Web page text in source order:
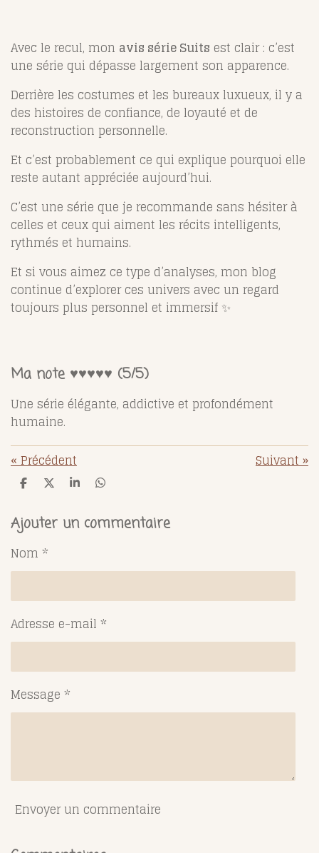
Avec le recul, mon avis série Suits est clair : c’est
une série qui dépasse largement son apparence.
Derrière les costumes et les bureaux luxueux, il y a
des histoires de confiance, de loyauté et de
reconstruction personnelle.
Et c’est probablement ce qui explique pourquoi elle
reste autant appréciée aujourd’hui.
C’est une série que je recommande sans hésiter à
celles et ceux qui aiment les récits intelligents,
rythmés et humains.
Et si vous aimez ce type d’analyses, mon blog
continue d’explorer ces univers avec un regard
toujours plus personnel et immersif ✨
Ma note ♥️♥️♥️♥️♥️ (5/5)
Une série élégante, addictive et profondément
humaine.
«Précédent Suivant»
P
t
a
e
r
P
t
a
r
P
t
a
r
P
t
a
r
Ajouter un commentaire
Nom *
Adresse e-mail *
Message *
Envoyer un commentaire